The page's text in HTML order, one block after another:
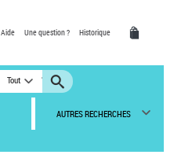
Aide Une question ? Historique
Tout
AUTRES RECHERCHES